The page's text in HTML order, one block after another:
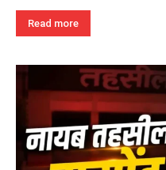
Read more